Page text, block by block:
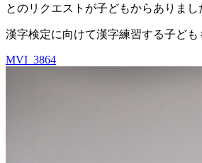
とのリクエストが子どもからありまし
漢字検定に向けて漢字練習する子ども
MVI_3864